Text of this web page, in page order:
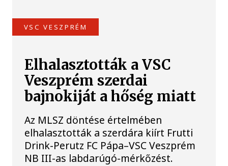
VSC VESZPRÉM
Elhalasztották a VSC
Veszprém szerdai
bajnokiját a hőség miatt
Az MLSZ döntése értelmében
elhalasztották a szerdára kiírt Frutti
Drink-Perutz FC Pápa–VSC Veszprém
NB III-as labdarúgó-mérkőzést.